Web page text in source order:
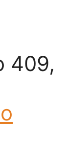
409,